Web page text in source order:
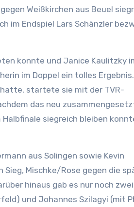
Weißkirchen aus Beuel
im Endspiel Lars Schänzler
konnte und Janice Kaulitzky
im Doppel ein tolles Ergebnis.
hatte, startete sie mit der TVR-
das neu
siegreich bleiben
aus Solingen sowie Kevin
Sieg, Mischke/Rose gegen die
hinaus gab es nur noch zwei
und Johannes Szilagyi (mit